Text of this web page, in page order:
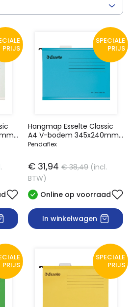
PRIJS
SPECIALE
PRIJS
Hangmap Esselte Classic
A4 V-bodem 345x240mm
blauw
Pendaflex
€ 31,94 € 38,49 (incl.
BTW)
Online op voorraad
In winkelwagen
PRIJS
SPECIALE
PRIJS